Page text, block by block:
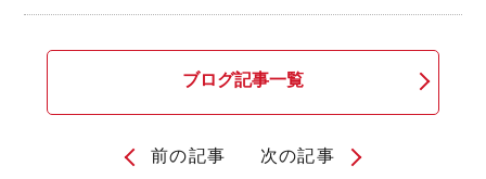
ブログ記事一覧
前の記事 次の記事